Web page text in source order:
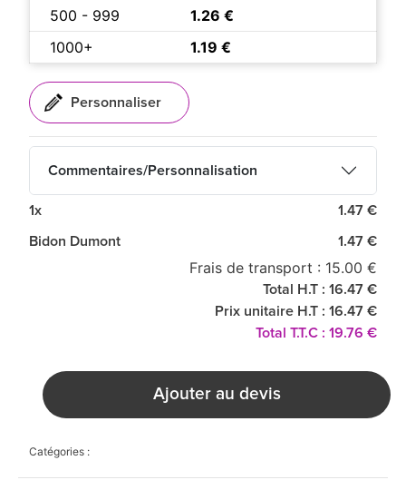
500 - 999
1.26 €
1000+
1.19 €
Commentaires/Personnalisation
1x 1.47 €
Bidon Dumont 1.47 €
Frais de transport : 15.00 €
Total H.T : 16.47 €
Prix unitaire H.T : 16.47 €
Total T.T.C : 19.76 €
Ajouter au devis
Catégories :